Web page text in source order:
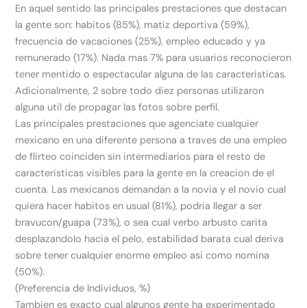
En aquel sentido las principales prestaciones que destacan
la gente son: habitos (85%), matiz deportiva (59%),
frecuencia de vacaciones (25%), empleo educado y ya
remunerado (17%). Nada mas 7% para usuarios reconocieron
tener mentido o espectacular alguna de las caracteristicas.
Adicionalmente, 2 sobre todo diez personas utilizaron
alguna util de propagar las fotos sobre perfil.
Las principales prestaciones que agenciate cualquier
mexicano en una diferente persona a traves de una empleo
de flirteo coinciden sin intermediarios para el resto de
caracteristicas visibles para la gente en la creacion de el
cuenta. Las mexicanos demandan a la novia y el novio cual
quiera hacer habitos en usual (81%), podri­a llegar a ser
bravucon/guapa (73%), o sea cual verbo arbusto carita
desplazandolo hacia el pelo, estabilidad barata cual deriva
sobre tener cualquier enorme empleo asi­ como nomina
(50%).
(Preferencia de Individuos, %)
Tambien es exacto cual algunos gente ha experimentado